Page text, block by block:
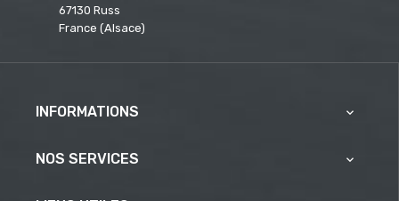
67130 Russ
France (Alsace)
INFORMATIONS 
NOS SERVICES 